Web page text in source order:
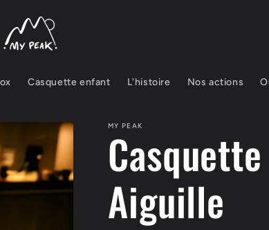
Casquette enfant L'histoire Nos actions
MY PEAK
Aiguille